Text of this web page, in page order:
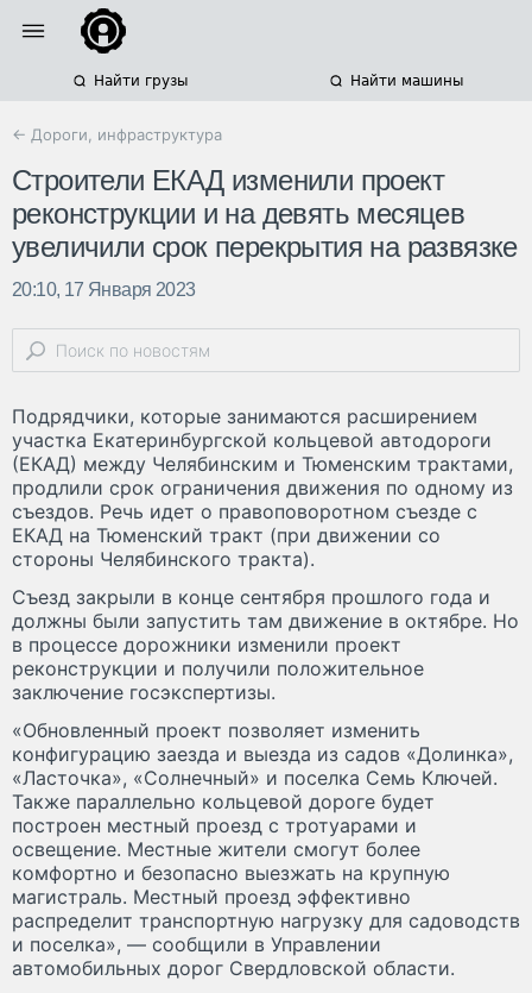
Найти грузы Найти машины
← Дороги, инфраструктура
Строители ЕКАД изменили проект
реконструкции и на девять месяцев
увеличили срок перекрытия на развязке
20:10, 17 Января 2023
Подрядчики, которые занимаются расширением
участка Екатеринбургской кольцевой автодороги
(ЕКАД) между Челябинским и Тюменским трактами,
продлили срок ограничения движения по одному из
съездов. Речь идет о правоповоротном съезде с
ЕКАД на Тюменский тракт (при движении со
стороны Челябинского тракта).
Съезд закрыли в конце сентября прошлого года и
должны были запустить там движение в октябре. Но
в процессе дорожники изменили проект
реконструкции и получили положительное
заключение госэкспертизы.
«Обновленный проект позволяет изменить
конфигурацию заезда и выезда из садов «Долинка»,
«Ласточка», «Солнечный» и поселка Семь Ключей.
Также параллельно кольцевой дороге будет
построен местный проезд с тротуарами и
освещение. Местные жители смогут более
комфортно и безопасно выезжать на крупную
магистраль. Местный проезд эффективно
распределит транспортную нагрузку для садоводств
и поселка», — сообщили в Управлении
автомобильных дорог Свердловской области.